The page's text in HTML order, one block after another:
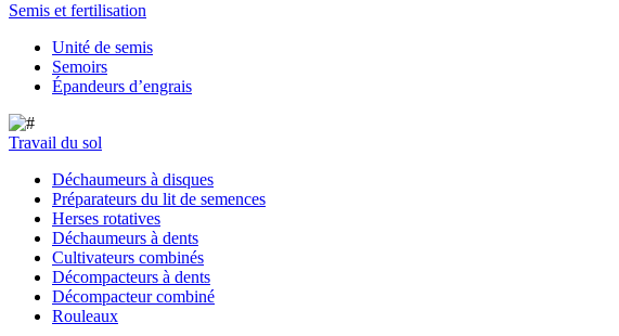
Semis et fertilisation
Unité de semis
Semoirs
Épandeurs d’engrais
Travail du sol
Déchaumeurs à disques
Préparateurs du lit de semences
Herses rotatives
Déchaumeurs à dents
Cultivateurs combinés
Décompacteurs à dents
Décompacteur combiné
Rouleaux